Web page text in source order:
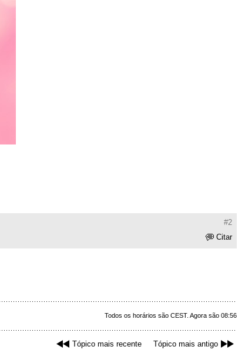
#2
Citar
Todos os horários são CEST. Agora são 08:56
Tópico mais recente Tópico mais antigo